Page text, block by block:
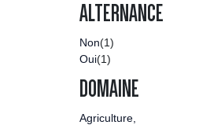
ALTERNANCE
Non(1)
Oui(1)
DOMAINE
Agriculture,